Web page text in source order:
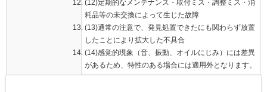
(12)定期的なメンテナンス・取付ミス・調整ミス・消
耗品等の未交換によって生じた故障
(13)通常の注意で、発見処置できたにも関わらず放置
したことにより拡大した不具合
(14)感覚的現象（音、振動、オイルにじみ）には差異
があるため、特性のある場合には適用外となります。